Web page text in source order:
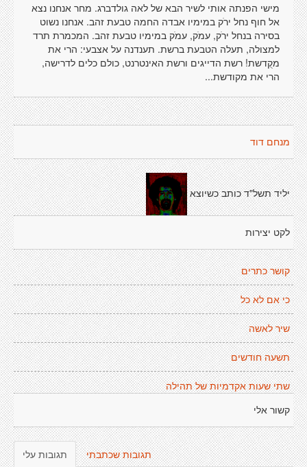
מישי הפנתה אותי לשיר הבא של לאה גולדברג. מחר אנחנו נצא
אל חוף נחל ירֹק במימיו אבדה החמה טבעת זהב. אנחנו נשוט
בסירה בנחל ירֹק, עמֹק, עמֹק במימיו טבעת זהב. המכמרת תרד
למצולה, תעלה הטבעת ברשת. תענדנה על אצבעי: הרי את
מקֻדשת! רשת הדייגים ורשת האינטרנט, כולם כלים לדרישה,
הרי את מקודשת...
מנחם דוד
יליד תשל"ד כותב כשיוצא
לקט יצירות
קושר כתרים
כי אם לא כל
שיר לאשה
תשעה חודשים
שתי שעות אקדמיות של תהילה
קשור אלי
תגובות עלי תגובות שכתבתי